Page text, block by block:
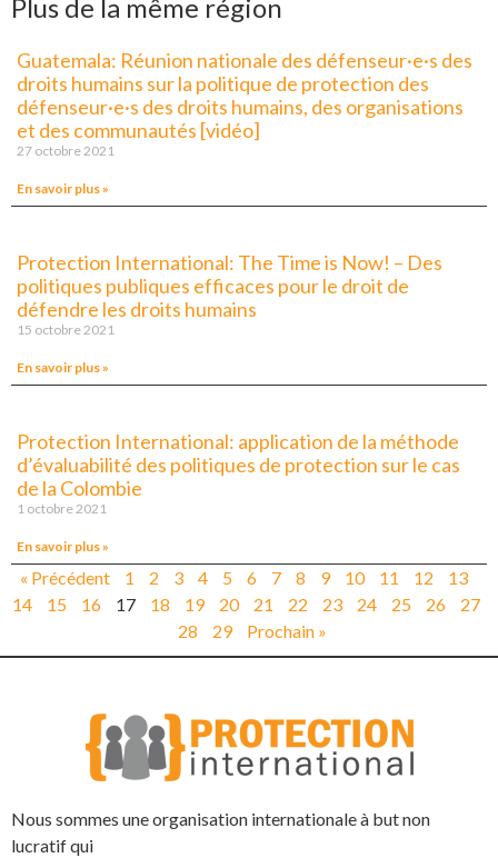
Plus de la même région
Guatemala: Réunion nationale des défenseur·e·s des
droits humains sur la politique de protection des
défenseur·e·s des droits humains, des organisations
et des communautés [vidéo]
27 octobre 2021
En savoir plus »
Protection International: The Time is Now! – Des
politiques publiques efficaces pour le droit de
défendre les droits humains
15 octobre 2021
En savoir plus »
Protection International: application de la méthode
d’évaluabilité des politiques de protection sur le cas
de la Colombie
1 octobre 2021
En savoir plus »
« Précédent 1 2 3 4 5 6 7 8 9 10 11 12
13
14
15 16 17 18 19 20 21 22 23 24 25 26
27
28
29 Prochain »
Nous sommes une organisation internationale à but non
lucratif qui